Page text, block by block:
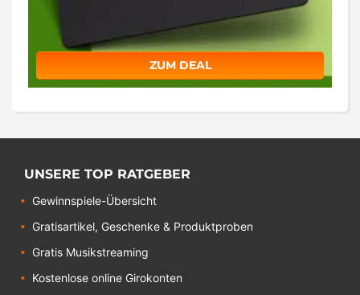
ZUM DEAL
UNSERE TOP RATGEBER
Gewinnspiele-Übersicht
Gratisartikel, Geschenke & Produktproben
Gratis Musikstreaming
Kostenlose online Girokonten